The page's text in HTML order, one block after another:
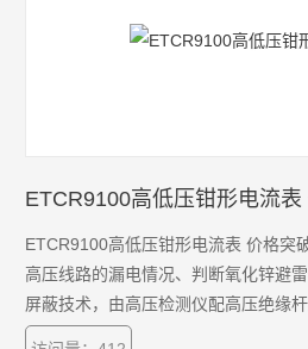
ETCR9100高低压钳形电流表
ETCR9100高低压钳形电流表 价格突
高压线路的漏电情况、判断氧化锌避
屏蔽技术，由高压检测仪配高压绝缘
还可以当作高精度低压钳形漏电流表